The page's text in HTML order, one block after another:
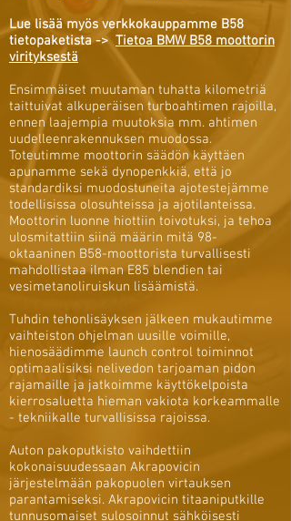
Lue lisää myös verkkokauppamme B58
tietopaketista ->Tietoa BMW B58 moottorin
virityksestä
Ensimmäiset muutaman tuhatta kilometriä
taittuivat alkuperäisen turboahtimen rajoilla,
ennen laajempia muutoksia mm. ahtimen
uudelleenrakennuksen muodossa.
Toteutimme moottorin säädön käyttäen
apunamme sekä dynopenkkiä, että jo
standardiksi muodostuneita ajotestejämme
todellisissa olosuhteissa ja ajotilanteissa.
Moottorin luonne hiottiin toivotuksi, ja tehoa
ulosmitattiin siinä määrin mitä 98-
oktaaninen B58-moottorista turvallisesti
mahdollistaa ilman E85 blendien tai
vesimetanoliruiskun lisäämistä.
Tuhdin tehonlisäyksen jälkeen mukautimme
vaihteiston ohjelman uusille voimille,
hienosäädimme launch control toiminnot
optimaalisiksi nelivedon tarjoaman pidon
rajamaille ja jatkoimme käyttökelpoista
kierrosaluetta hieman vakiota korkeammalle
- tekniikalle turvallisissa rajoissa.
Auton pakoputkisto vaihdettiin
kokonaisuudessaan Akrapovicin
järjestelmään pakopuolen virtauksen
parantamiseksi. Akrapovicin titaaniputkille
tunnusomaiset sulosoinnut sähköisesti